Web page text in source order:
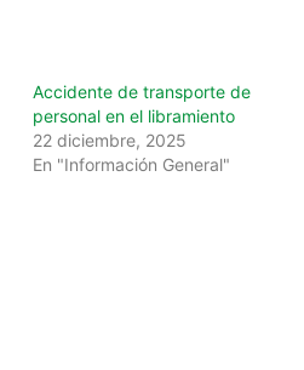
Accidente de transporte de
personal en el libramiento
22 diciembre, 2025
En "Información General"